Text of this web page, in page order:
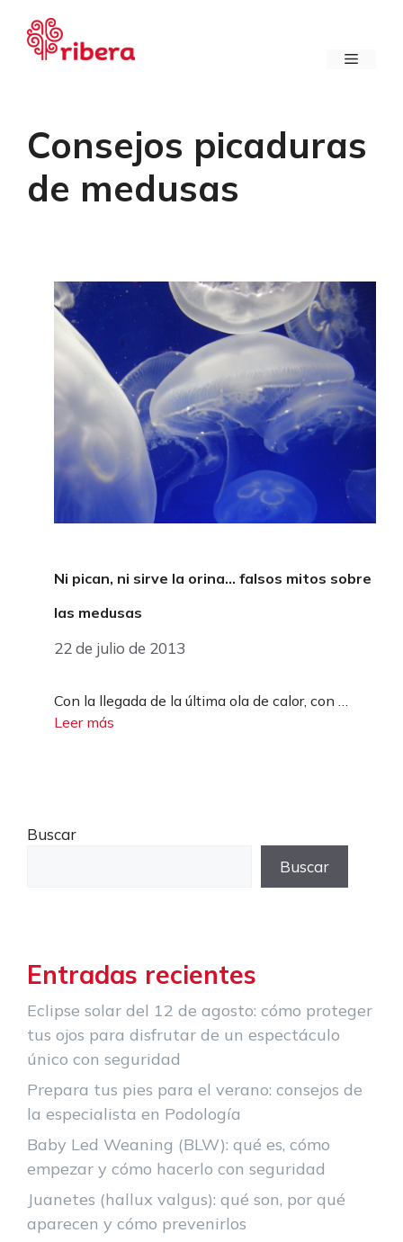
contenido
Menú
Consejos picaduras
de medusas
Ni pican, ni sirve la orina… falsos mitos sobre
las medusas
22 de julio de 2013
Con la llegada de la última ola de calor, con …
Leer más
Buscar
Buscar
Entradas recientes
Eclipse solar del 12 de agosto: cómo proteger
tus ojos para disfrutar de un espectáculo
único con seguridad
Prepara tus pies para el verano: consejos de
la especialista en Podología
Baby Led Weaning (BLW): qué es, cómo
empezar y cómo hacerlo con seguridad
Juanetes (hallux valgus): qué son, por qué
aparecen y cómo prevenirlos